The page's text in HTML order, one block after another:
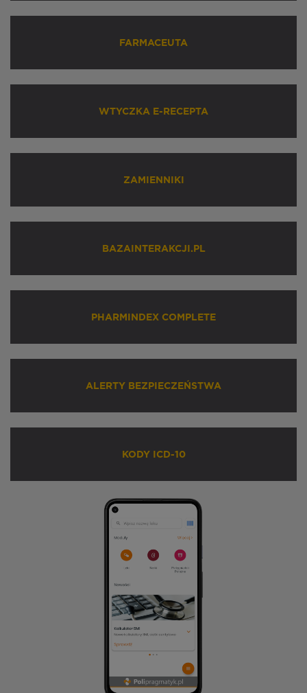
FARMACEUTA
WTYCZKA E-RECEPTA
ZAMIENNIKI
BAZAINTERAKCJI.PL
PHARMINDEX COMPLETE
ALERTY BEZPIECZEŃSTWA
KODY ICD-10